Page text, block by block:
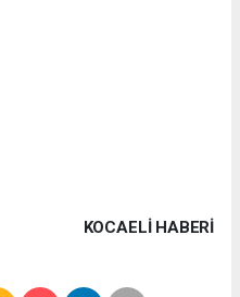
KOCAELI HABERİ